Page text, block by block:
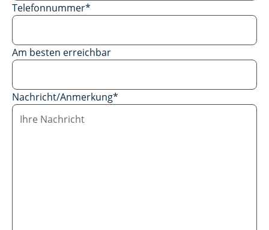
Telefonnummer*
Am besten erreichbar
Nachricht/Anmerkung*